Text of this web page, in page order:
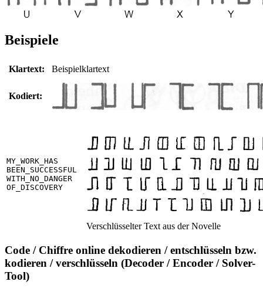
Beispiele
Klartext: Beispielklartext
Kodiert:
MY_WORK_HAS
BEEN_SUCCESSFUL
WITH_NO_DANGER
OF_DISCOVERY
Verschlüsselter Text aus der Novelle
Code / Chiffre online dekodieren / entschlüsseln bzw.
kodieren / verschlüsseln (Decoder / Encoder / Solver-
Tool)